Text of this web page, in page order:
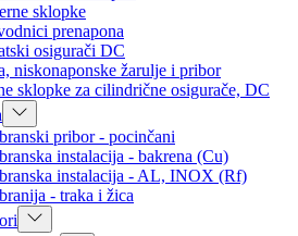
sklopke
prenapona
osigurači DC
niskonaponske žarulje i pribor
sklopke za cilindrične osigurače, DC
pribor - pocinčani
instalacija - bakrena (Cu)
instalacija - AL, INOX (Rf)
- traka i žica